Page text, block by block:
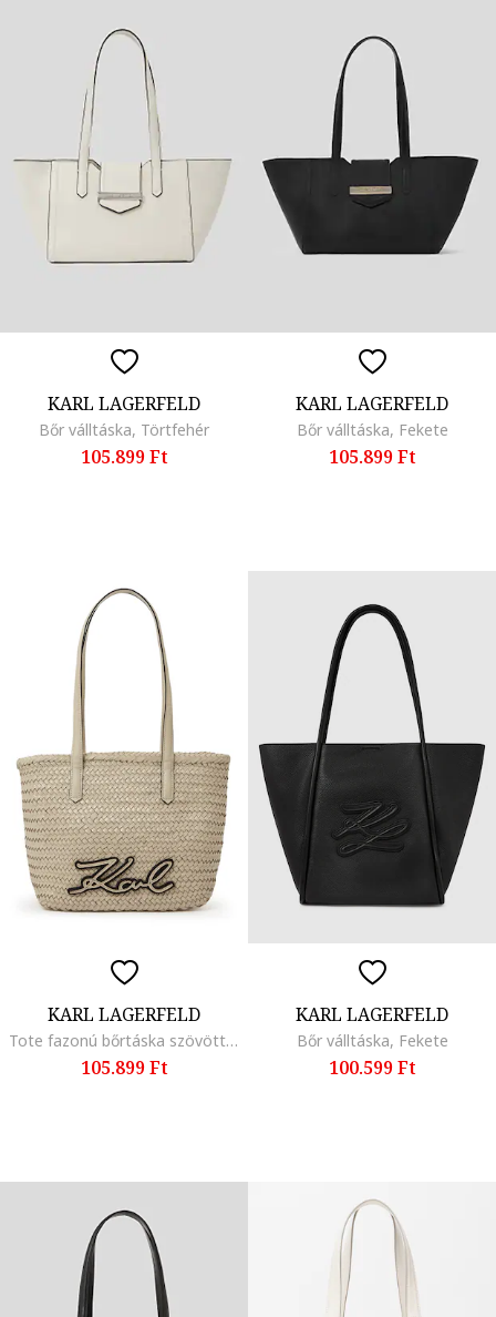
KARL LAGERFELD
Bőr válltáska, Törtfehér
105.899 Ft
KARL LAGERFELD
Bőr válltáska, Fekete
105.899 Ft
KARL LAGERFELD
Tote fazonú bőrtáska szövött dizájnnal, Bézs
105.899 Ft
KARL LAGERFELD
Bőr válltáska, Fekete
100.599 Ft